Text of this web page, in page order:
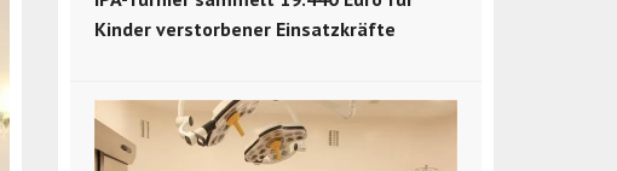
Kinder verstorbener Einsatzkräfte